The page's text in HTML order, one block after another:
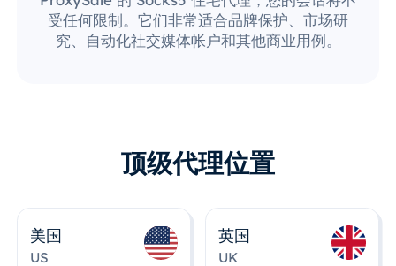
受任何限制。它们非常适合品牌保护、市场研
究、自动化社交媒体帐户和其他商业用例。
顶级代理位置
美国
US
英国
UK